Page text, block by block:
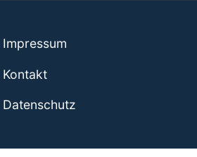
Impressum
Kontakt
Datenschutz